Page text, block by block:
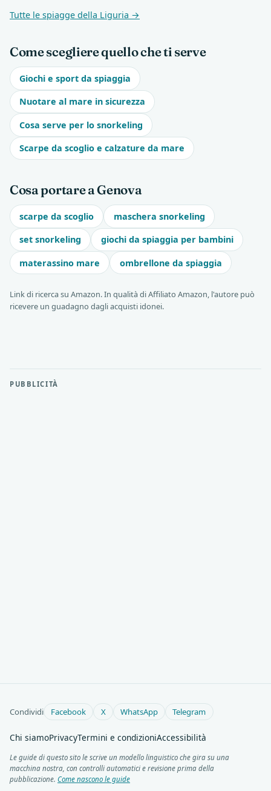
Tutte le spiagge della Liguria →
Come scegliere quello che ti serve
Giochi e sport da spiaggia
Nuotare al mare in sicurezza
Cosa serve per lo snorkeling
Scarpe da scoglio e calzature da mare
Cosa portare a Genova
scarpe da scoglio maschera snorkeling
set snorkeling giochi da spiaggia per bambini
materassino mare ombrellone da spiaggia
Link di ricerca su Amazon. In qualità di Affiliato Amazon, l'autore può
ricevere un guadagno dagli acquisti idonei.
PUBBLICITÀ
Condividi Facebook X WhatsApp Telegram
Chi siamoPrivacyTermini e condizioniAccessibilità
Le guide di questo sito le scrive un modello linguistico che gira su una
macchina nostra, con controlli automatici e revisione prima della
pubblicazione. Come nascono le guide